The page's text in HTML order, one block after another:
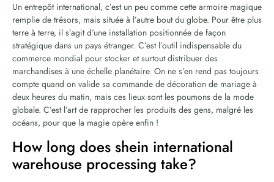
Un entrepôt international, c’est un peu comme cette armoire magique
remplie de trésors, mais située à l’autre bout du globe. Pour être plus
terre à terre, il s’agit d’une installation positionnée de façon
stratégique dans un pays étranger. C’est l’outil indispensable du
commerce mondial pour stocker et surtout distribuer des
marchandises à une échelle planétaire. On ne s’en rend pas toujours
compte quand on valide sa commande de décoration de mariage à
deux heures du matin, mais ces lieux sont les poumons de la mode
globale. C’est l’art de rapprocher les produits des gens, malgré les
océans, pour que la magie opère enfin !
How long does shein international
warehouse processing take?